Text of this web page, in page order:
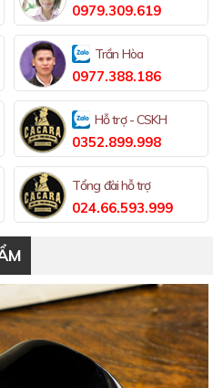
0979.309.619
Trần Hòa
0977.388.186
Hỗ trợ - CSKH
0352.899.998
Tổng đài hỗ trợ
024.66.593.999